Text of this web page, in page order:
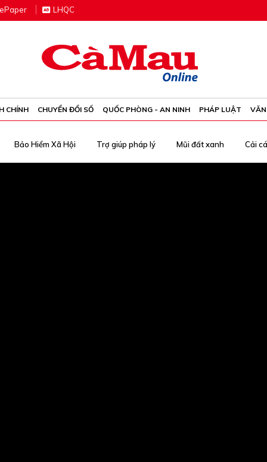
ePaper LHQC
CHÍNH CHUYỂN ĐỔI SỐ QUỐC PHÒNG - AN NINH PHÁP LUẬT
Bảo Hiểm Xã Hội Trợ giúp pháp lý Mũi đất xanh Cải